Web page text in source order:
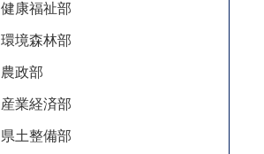
健康福祉部
環境森林部
農政部
産業経済部
県土整備部